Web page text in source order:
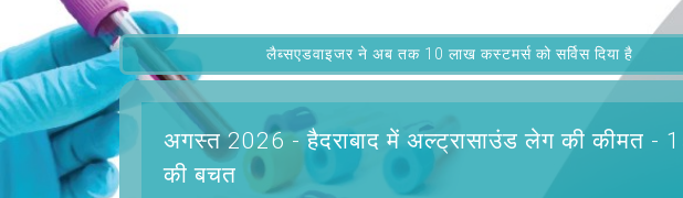
लैब्सएडवाइजर ने अब तक 10 लाख कस्टमर्स को सर्विस दिया है
अगस्त 2026 -हैदराबाद में अल्ट्रासाउंड लेगकी कीमत -
की बचत